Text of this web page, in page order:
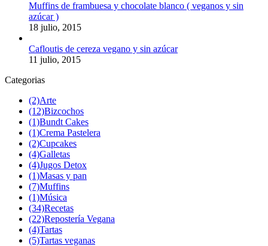
Muffins de frambuesa y chocolate blanco ( veganos y sin
azúcar )
18 julio, 2015
Cafloutis de cereza vegano y sin azúcar
11 julio, 2015
Categorias
(2)Arte
(12)Bizcochos
(1)Bundt Cakes
(1)Crema Pastelera
(2)Cupcakes
(4)Galletas
(4)Jugos Detox
(1)Masas y pan
(7)Muffins
(1)Música
(34)Recetas
(22)Repostería Vegana
(4)Tartas
(5)Tartas veganas